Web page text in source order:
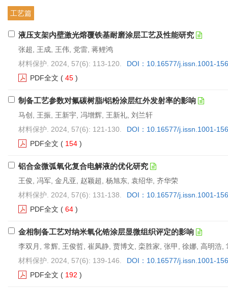
工艺篇
液压支架内壁激光熔覆铁基耐磨涂层工艺及性能研究
张超, 王成, 王伟, 党雷, 蒋鲤鸿
材料保护. 2024, 57(6): 113-120.
DOI：10.16577/j.issn.1001-
PDF全文 ( 45 )
制备工艺参数对氟碳树脂/铝粉涂层红外发射率的影响
马创, 王振, 王新宇, 冯增辉, 王新礼, 刘兰轩
材料保护. 2024, 57(6): 121-130.
DOI：10.16577/j.issn.1001-
PDF全文 ( 154 )
铝合金微弧氧化复合电解液的优化研究
王俊, 冯军, 金凡亚, 赵颖超, 杨旭东, 袁绍华, 齐华荣
材料保护. 2024, 57(6): 131-138.
DOI：10.16577/j.issn.1001-
PDF全文 ( 64 )
金相制备工艺对纳米氧化锆涂层显微组织评定的影响
李双月, 常辉, 王俊哲, 崔凤静, 贾博文, 栾胜家, 张甲, 徐娜, 高明浩,
材料保护. 2024, 57(6): 139-146.
DOI：10.16577/j.issn.1001-
PDF全文 ( 192 )